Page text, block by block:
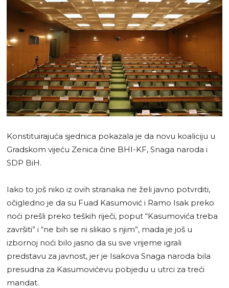
Konstituirajuća sjednica pokazala je da novu koaliciju u
Gradskom vijeću Zenica čine BHI-KF, Snaga naroda i
SDP BiH.
Iako to još niko iz ovih stranaka ne želi javno potvrditi,
očigledno je da su Fuad Kasumović i Ramo Isak preko
noći prešli preko teških riječi, poput “Kasumovića treba
završiti” i “ne bih se ni slikao s njim”, mada je još u
izbornoj noći bilo jasno da su sve vrijeme igrali
predstavu za javnost, jer je Isakova Snaga naroda bila
presudna za Kasumovićevu pobjedu u utrci za treći
mandat.